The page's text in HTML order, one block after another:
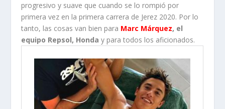
progresivo y suave que cuando se lo rompió por
primera vez en la primera carrera de Jerez 2020. Por lo
tanto, las cosas van bien para Marc Márquez, el
equipo Repsol, Honda y para todos los aficionados.